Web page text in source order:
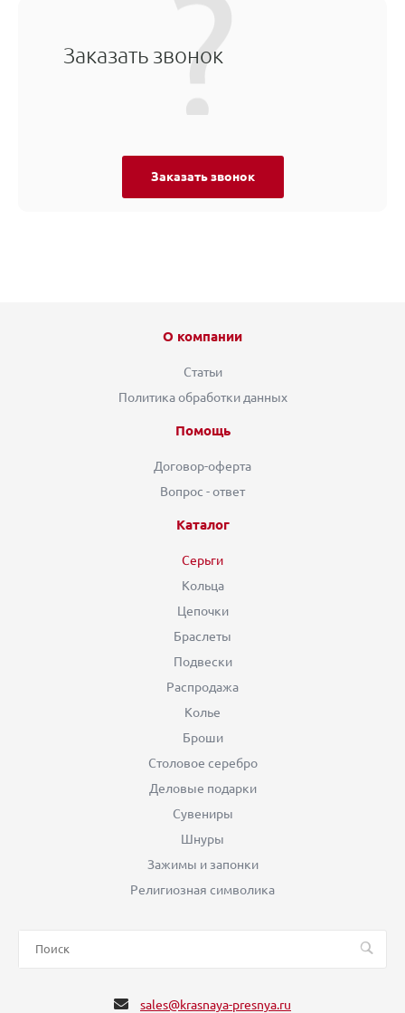
Заказать звонок
Заказать звонок
О компании
Статьи
Политика обработки данных
Помощь
Договор-оферта
Вопрос - ответ
Каталог
Серьги
Кольца
Цепочки
Браслеты
Подвески
Распродажа
Колье
Броши
Столовое серебро
Деловые подарки
Сувениры
Шнуры
Зажимы и запонки
Религиозная символика
sales@krasnaya-presnya.ru